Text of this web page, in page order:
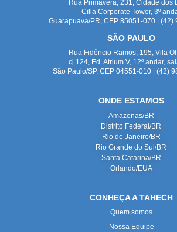
Rua Primavera, 231, Cidade dos
Cilla Corporate Tower, 3º
Guarapuava/PR, CEP 85051-070 | (42)
SÃO PAULO
Rua Fidêncio Ramos, 195, Vila
cj 124, Ed. Atrium V, 12º andar,
São Paulo/SP, CEP 04551-010 | (42)
ONDE ESTAMOS
Amazonas/BR
Distrito Federal/BR
Rio de Janeiro/BR
Rio Grande do Sul/BR
Santa Catarina/BR
Orlando/EUA
CONHEÇA A TAHECH
Quem somos
Nossa Equipe